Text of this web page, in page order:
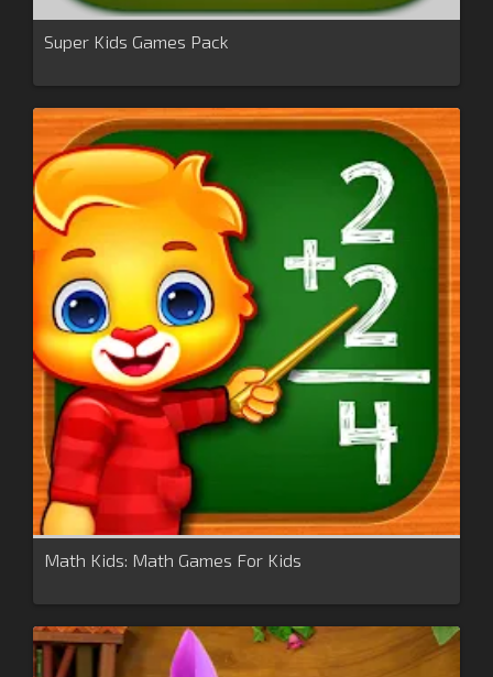
Super Kids Games Pack
Math Kids: Math Games For Kids